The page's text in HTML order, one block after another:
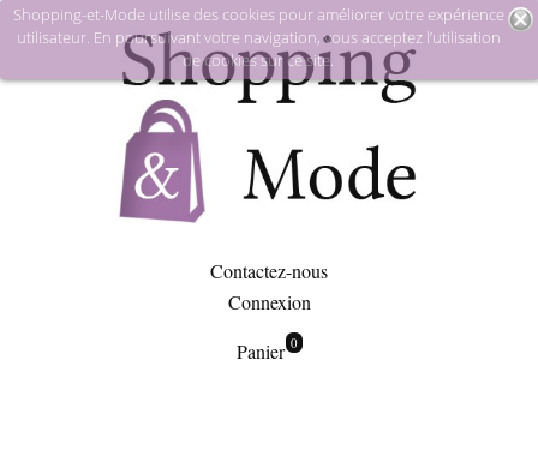
Contactez-nous
Connexion
Panier 0
Shopping-et-Mode utilise des cookies pour améliorer votre expérience
utilisateur. En poursuivant votre navigation, vous acceptez l’utilisation
de cookies sur ce site.